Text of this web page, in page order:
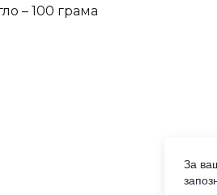
– 100 грама
За